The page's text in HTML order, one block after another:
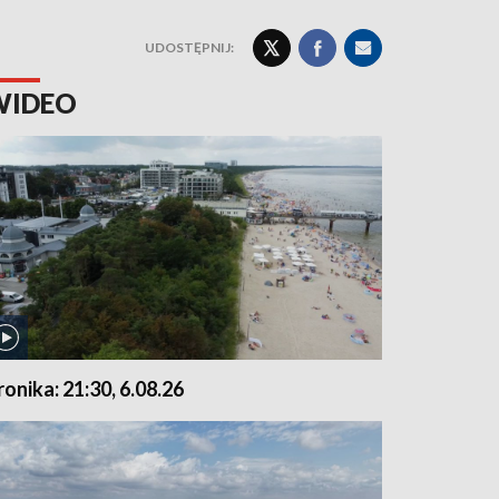
UDOSTĘPNIJ:
21:30, 6.08.26